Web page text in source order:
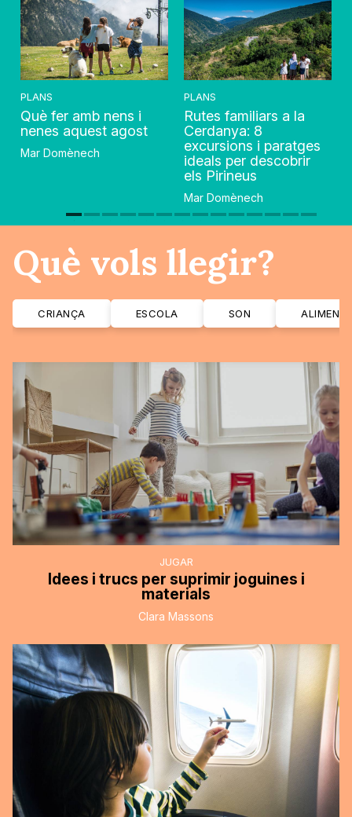
PLANS
Què fer amb nens i
nenes aquest agost
Mar Domènech
PLANS
Rutes familiars a la
Cerdanya: 8
excursions i paratges
ideals per descobrir
els Pirineus
Mar Domènech
Què vols llegir?
CRIANÇA ESCOLA SON
JUGAR
Idees i trucs per suprimir joguines i
materials
Clara Massons